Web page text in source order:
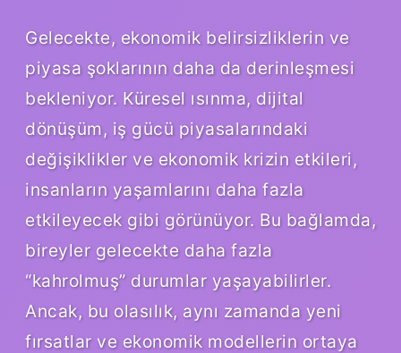
Gelecekte, ekonomik belirsizliklerin ve
piyasa şoklarının daha da derinleşmesi
bekleniyor. Küresel ısınma, dijital
dönüşüm, iş gücü piyasalarındaki
değişiklikler ve ekonomik krizin etkileri,
insanların yaşamlarını daha fazla
etkileyecek gibi görünüyor. Bu bağlamda,
bireyler gelecekte daha fazla
“kahrolmuş” durumlar yaşayabilirler.
Ancak, bu olasılık, aynı zamanda yeni
fırsatlar ve ekonomik modellerin ortaya